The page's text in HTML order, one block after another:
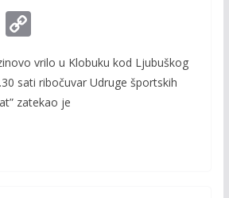
l
C
p
y
vrilo u Klobuku kod Ljubuškog
sati ribočuvar Udruge športskih
zatekao je